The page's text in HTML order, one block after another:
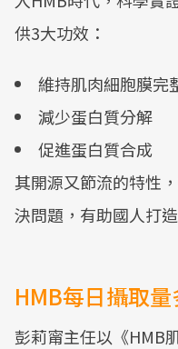
供3大功效：
維持肌肉細胞膜完
減少蛋白質分解
促進蛋白質合成
其開源又節流的特性
決問題，有助國人打
HMB每日攝取量
彭莉甯主任以《HMB